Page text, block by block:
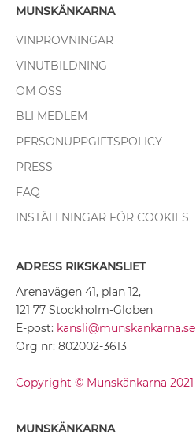
MUNSKÄNKARNA
VINPROVNINGAR
VINUTBILDNING
OM OSS
BLI MEDLEM
PERSONUPPGIFTSPOLICY
PRESS
FAQ
INSTÄLLNINGAR FÖR COOKIES
ADRESS RIKSKANSLIET
Arenavägen 41, plan 12,
121 77 Stockholm-Globen
E-post: kansli@munskankarna.se
Org nr: 802002-3613
Copyright © Munskänkarna 2021
MUNSKÄNKARNA